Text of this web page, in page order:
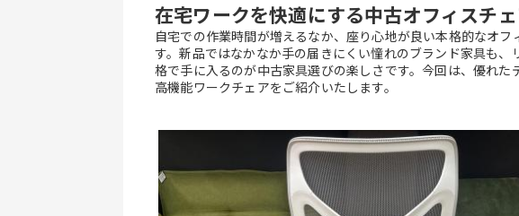
在宅ワークを快適にする中古オフィスチ
自宅での作業時間が増えるなか、座り心地が良い本格的なオ
す。新品ではなかなか手の届きにくい憧れのブランド家具も
格で手に入るのが中古家具選びの楽しさです。今回は、優れ
高機能ワークチェアをご紹介いたします。